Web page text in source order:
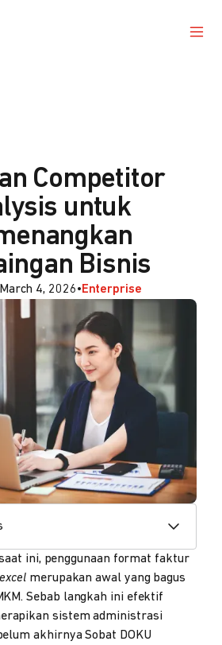
Competitor
untuk
Bisnis
March 4, 2026•Enterprise
ini, penggunaan format faktur
excel merupakan awal yang bagus
Sebab langkah ini efektif
sistem administrasi
akhirnya Sobat DOKU